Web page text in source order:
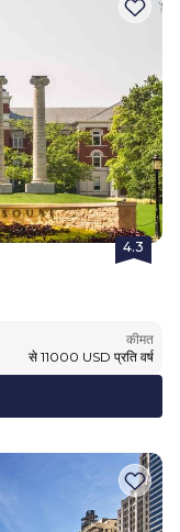
4.3
कीमत
से 11000 USD प्रति वर्ष